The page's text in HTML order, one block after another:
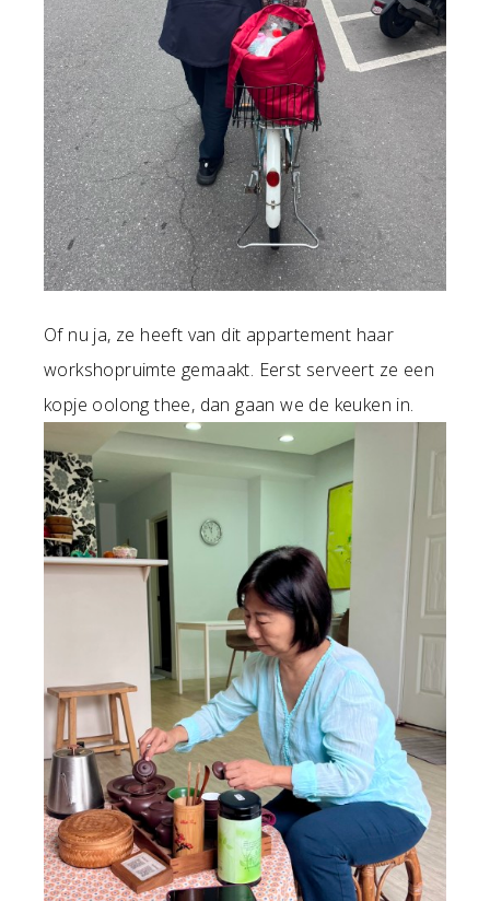
Of nu ja, ze heeft van dit appartement haar
workshopruimte gemaakt. Eerst serveert ze een
kopje oolong thee, dan gaan we de keuken in.